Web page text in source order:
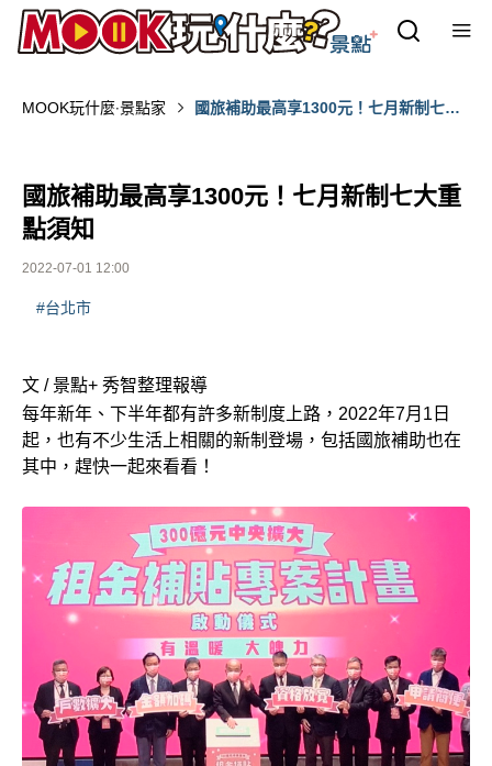
MOOK玩什麼‧景點家
國旅補助最高享1300元！七月新制七大
國旅補助最高享1300元！七月新制七大重
點須知
2022-07-01 12:00
#台北市
文 / 景點+ 秀智整理報導
每年新年、下半年都有許多新制度上路，2022年7月1日
起，也有不少生活上相關的新制登場，包括國旅補助也在
其中，趕快一起來看看！